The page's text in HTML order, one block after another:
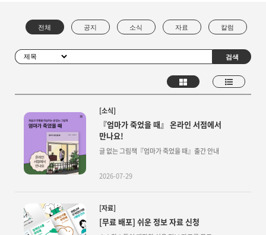
[소식]
『엄마가 죽었을 때』 온라인 서점에서
만나요!
글 없는 그림책『엄마가 죽었을 때』출간 안내
2026-07-29
[자료]
[무료 배포] 쉬운 정보 자료 신청